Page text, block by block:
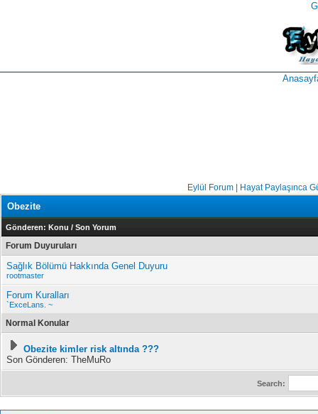
Eylül Forum | Hayat Paylaşınca
Obezite
Gönderen: Konu / Son Yorum
Forum Duyuruları
Sağlık Bölümü Hakkında Genel Duyuru
rootmaster
Forum Kuralları
`ExceLans. ~
Normal Konular
Obezite kimler risk altında ???
Son Gönderen: TheMuRo
Search: